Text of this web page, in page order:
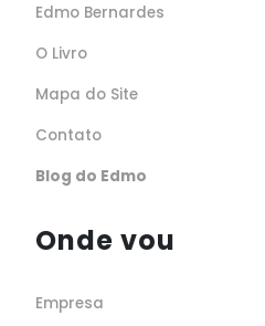
Edmo Bernardes
O Livro
Mapa do Site
Contato
Blog do Edmo
Onde vou
Empresa